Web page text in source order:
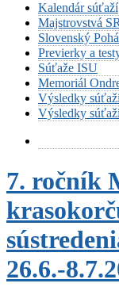
Kalendár súťaží
Majstrovstvá SR
Slovenský
Previerky a
Súťaže ISU
Memoriál
Výsledky
Výsledky
7. ročník
26.6.-